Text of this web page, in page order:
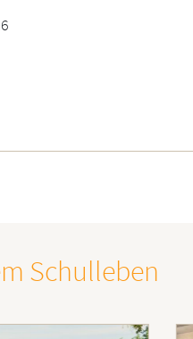
Schulleben